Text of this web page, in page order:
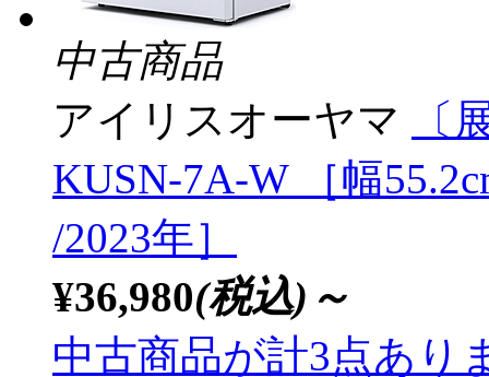
中古商品
アイリスオーヤマ
〔
KUSN-7A-W ［幅
/2023年］
¥36,980(税込)～
中古商品が計3点あり